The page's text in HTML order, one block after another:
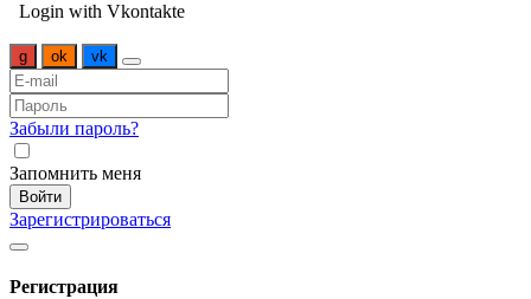
Login with Vkontakte
g ok vk
Забыли пароль?
Запомнить меня
Войти
Зарегистрироваться
Регистрация